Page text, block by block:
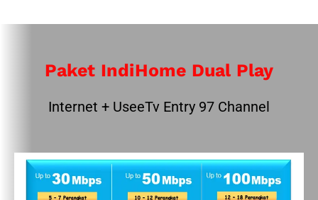
Paket IndiHome Dual Play
Internet + UseeTv Entry 97 Channel